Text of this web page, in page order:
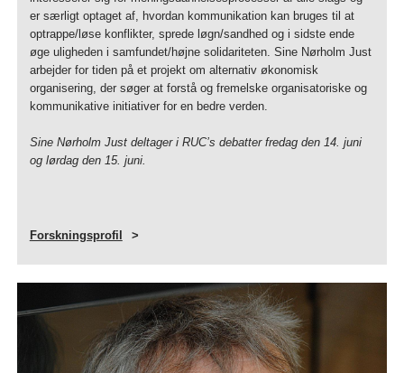
er særligt optaget af, hvordan kommunikation kan bruges til at
optrappe/løse konflikter, sprede løgn/sandhed og i sidste ende
øge uligheden i samfundet/højne solidariteten. Sine Nørholm Just
arbejder for tiden på et projekt om alternativ økonomisk
organisering, der søger at forstå og fremelske organisatoriske og
kommunikative initiativer for en bedre verden.
Sine Nørholm Just deltager i RUC’s debatter fredag den 14. juni
og lørdag den 15. juni.
Forskningsprofil